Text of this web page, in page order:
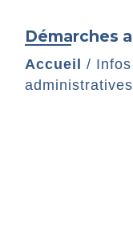
Démarches
Accueil /
administratives